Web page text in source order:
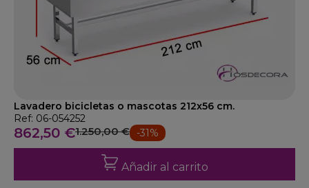
Lavadero bicicletas o mascotas 212x56 cm.
Ref: 06-054252
862,50 €1.250,00 € -31%
Añadir al carrito